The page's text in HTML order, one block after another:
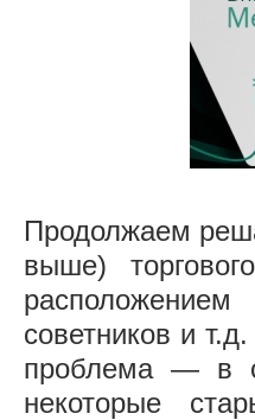
Продолжаем
выше)
советников и
проблема — в
некоторые